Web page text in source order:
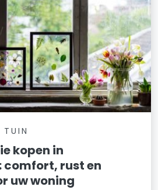
TUIN
kopen in
comfort, rust en
uw woning